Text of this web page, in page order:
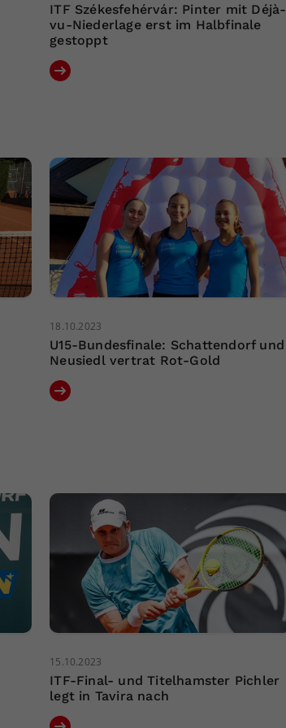
ITF Székesfehérvár: Pinter mit Déjà-
vu-Niederlage erst im Halbfinale
gestoppt
18.10.2023
U15-Bundesfinale: Schattendorf und
Neusiedl vertrat Rot-Gold
15.10.2023
ITF-Final- und Titelhamster Pichler
legt in Tavira nach